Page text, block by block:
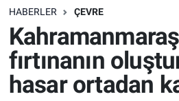
HABERLER ÇEVRE
fırtınanın
hasar ortadan
KADIN AİLE
SPOR
Süper Lig Puan Durumu ve
Tüm Manşetler